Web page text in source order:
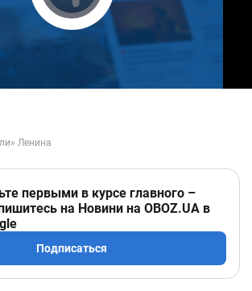
Play Video
первыми в курсе главного –
на Новини на OBOZ.UA в
Подписаться